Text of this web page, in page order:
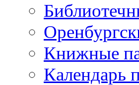
Книжные
Календарь